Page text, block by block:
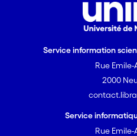
Service information
Rue Emile-
2000
Service
Rue Emile-